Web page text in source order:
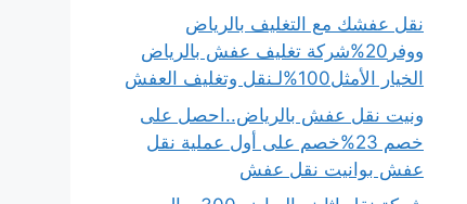
نقل عفشك مع التغليف بالرياض
ووفر20%شركة تغليف عفش بالرياض
الخيار الأمثل100%لـنقل وتغليف العفش
ونيت نقل عفش بالرياض..احصل على
خصم 23%خصم على أول عملية نقل
عفش بوانيت نقل عفش